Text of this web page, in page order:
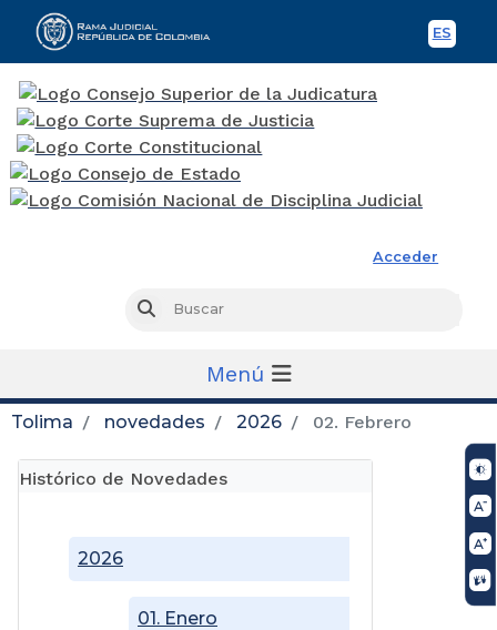
ES
Acceder
Buscar
Menú
Tolima novedades 2026 02. Febrero
Histórico de Novedades
2026
01. Enero